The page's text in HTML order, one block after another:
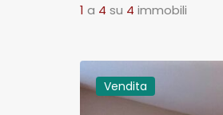
1 a 4 su 4 immobili
Vendita